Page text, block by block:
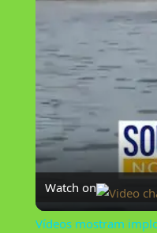
Watch on
Vídeos mostram